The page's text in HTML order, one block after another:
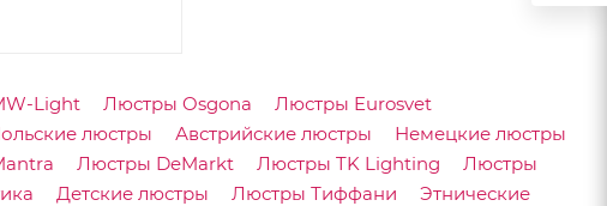
Light Люстры Osgona
Люстры Eurosvet
люстры Австрийские люстры
Немецкие люстры
Люстры DeMarkt Люстры TK Lighting
Люстры
Детские люстры Люстры Тиффани
Этнические